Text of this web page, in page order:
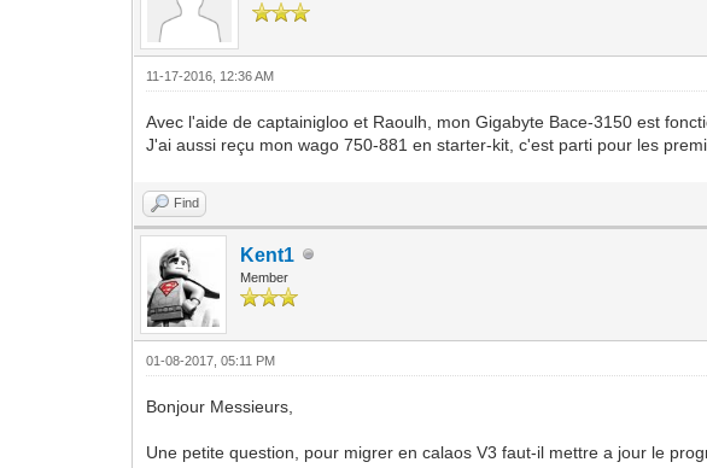
11-17-2016, 12:36 AM
Avec l'aide de captainigloo et Raoulh, mon Gigabyte Bace-3150 est
J'ai aussi reçu mon wago 750-881 en starter-kit, c'est parti pour les
Find
Kent1
Member
01-08-2017, 05:11 PM
Bonjour Messieurs,
Une petite question, pour migrer en calaos V3 faut-il mettre a jour le